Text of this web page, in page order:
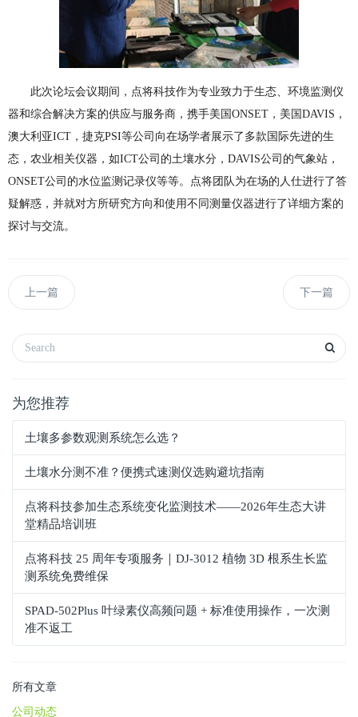
此次论坛会议期间，点将科技作为专业致力于生态、环境监测仪
器和综合解决方案的供应与服务商，携手美国ONSET，美国DAVIS，
澳大利亚ICT，捷克PSI等公司向在场学者展示了多款国际先进的生
态，农业相关仪器，如ICT公司的土壤水分，DAVIS公司的气象站，
ONSET公司的水位监测记录仪等等。点将团队为在场的人仕进行了答
疑解惑，并就对方所研究方向和使用不同测量仪器进行了详细方案的
探讨与交流。
上一篇 下一篇
为您推荐
土壤多参数观测系统怎么选？
土壤水分测不准？便携式速测仪选购避坑指南
点将科技参加生态系统变化监测技术——2026年生态大讲
堂精品培训班
点将科技 25 周年专项服务｜DJ-3012 植物 3D 根系生长监
测系统免费维保
SPAD‑502Plus 叶绿素仪高频问题 + 标准使用操作，一次测
准不返工
所有文章
公司动态